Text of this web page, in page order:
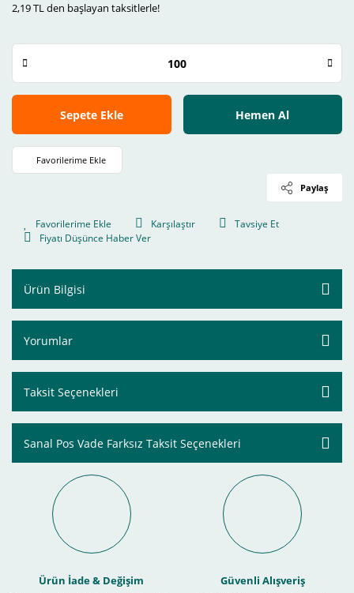
2,19 TL den başlayan taksitlerle!
Sepete Ekle Hemen Al
Paylaş
Karşılaştır
Tavsiye Et
Fiyatı Düşünce Haber Ver
Ürün Bilgisi
Yorumlar
Taksit Seçenekleri
Sanal Pos Vade Farksız Taksit Seçenekleri
Ürün İade & Değişim Güvenli Alışveriş